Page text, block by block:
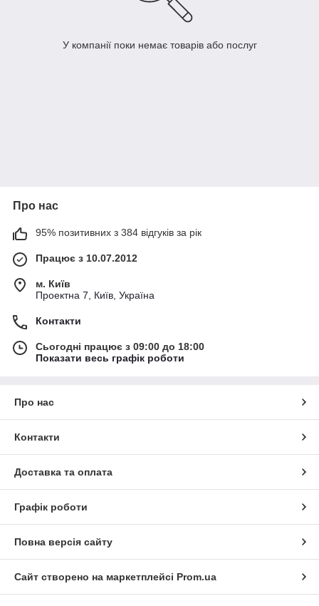
У компанії поки немає товарів або послуг
Про нас
95% позитивних з 384 відгуків за рік
Працює з 10.07.2012
м. Київ
Проектна 7, Київ, Україна
Контакти
Сьогодні працює з 09:00 до 18:00
Показати весь графік роботи
Про нас
Контакти
Доставка та оплата
Графік роботи
Повна версія сайту
Сайт створено на маркетплейсі Prom.ua